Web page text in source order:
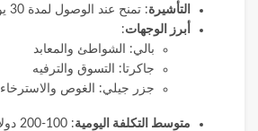
التأشيرة: تمنح عند الوصول لمدة 30 يوماً
أبرز الوجهات:
بالي: الشواطئ والمعابد
جاكرتا: التسوق والترفيه
جزر جيلي: الغوص والاسترخاء
متوسط التكلفة اليومية: 100-200 دولار